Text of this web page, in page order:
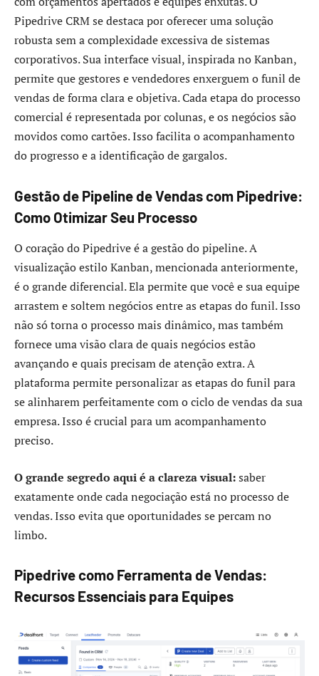
Pipedrive CRM se destaca por oferecer uma solução
robusta sem a complexidade excessiva de sistemas
corporativos. Sua interface visual, inspirada no Kanban,
permite que gestores e vendedores enxerguem o funil de
vendas de forma clara e objetiva. Cada etapa do processo
comercial é representada por colunas, e os negócios são
movidos como cartões. Isso facilita o acompanhamento
do progresso e a identificação de gargalos.
Gestão de Pipeline de Vendas com Pipedrive:
Como Otimizar Seu Processo
O coração do Pipedrive é a gestão do pipeline. A
visualização estilo Kanban, mencionada anteriormente,
é o grande diferencial. Ela permite que você e sua equipe
arrastem e soltem negócios entre as etapas do funil. Isso
não só torna o processo mais dinâmico, mas também
fornece uma visão clara de quais negócios estão
avançando e quais precisam de atenção extra. A
plataforma permite personalizar as etapas do funil para
se alinharem perfeitamente com o ciclo de vendas da sua
empresa. Isso é crucial para um acompanhamento
preciso.
O grande segredo aqui é a clareza visual:saber
exatamente onde cada negociação está no processo de
vendas. Isso evita que oportunidades se percam no
limbo.
Pipedrive como Ferramenta de Vendas:
Recursos Essenciais para Equipes